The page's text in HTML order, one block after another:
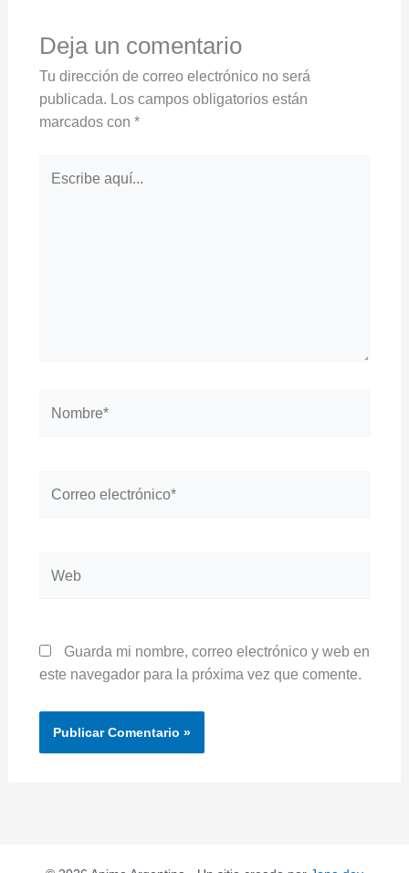
Deja un comentario
Tu dirección de correo electrónico no será
publicada. Los campos obligatorios están
marcados con *
aquí...
electrónico*
Guarda mi nombre, correo electrónico y web en
este navegador para la próxima vez que comente.